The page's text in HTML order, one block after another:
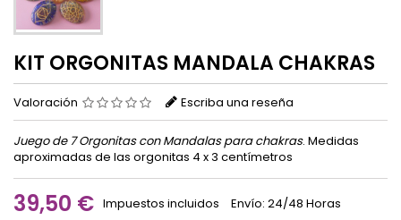
KIT ORGONITAS MANDALA CHAKRAS
Valoración Escriba una reseña
Juego de 7 Orgonitas con Mandalas para chakras. Medidas
aproximadas de las orgonitas 4 x 3 centímetros
39,50 € Impuestos incluidos Envío: 24/48 Horas